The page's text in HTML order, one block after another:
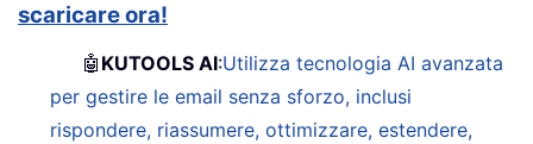
scaricare ora!
🤖 KUTOOLS AI:Utilizza tecnologia AI avanzata
per gestire le email senza sforzo, inclusi
rispondere, riassumere, ottimizzare, estendere,